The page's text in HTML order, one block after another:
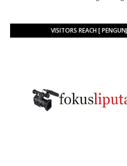
VISITORS REACH [